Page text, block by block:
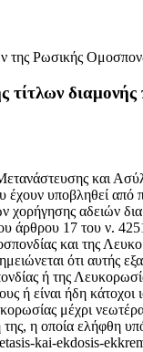
και
υποβληθεί από
αδειών
άρθρου 17 του ν.
και της
ότι αυτής
ή της
είναι ήδη κάτοχοι
μέχρι
η οποία ελήφθη
kai-ekdosis-